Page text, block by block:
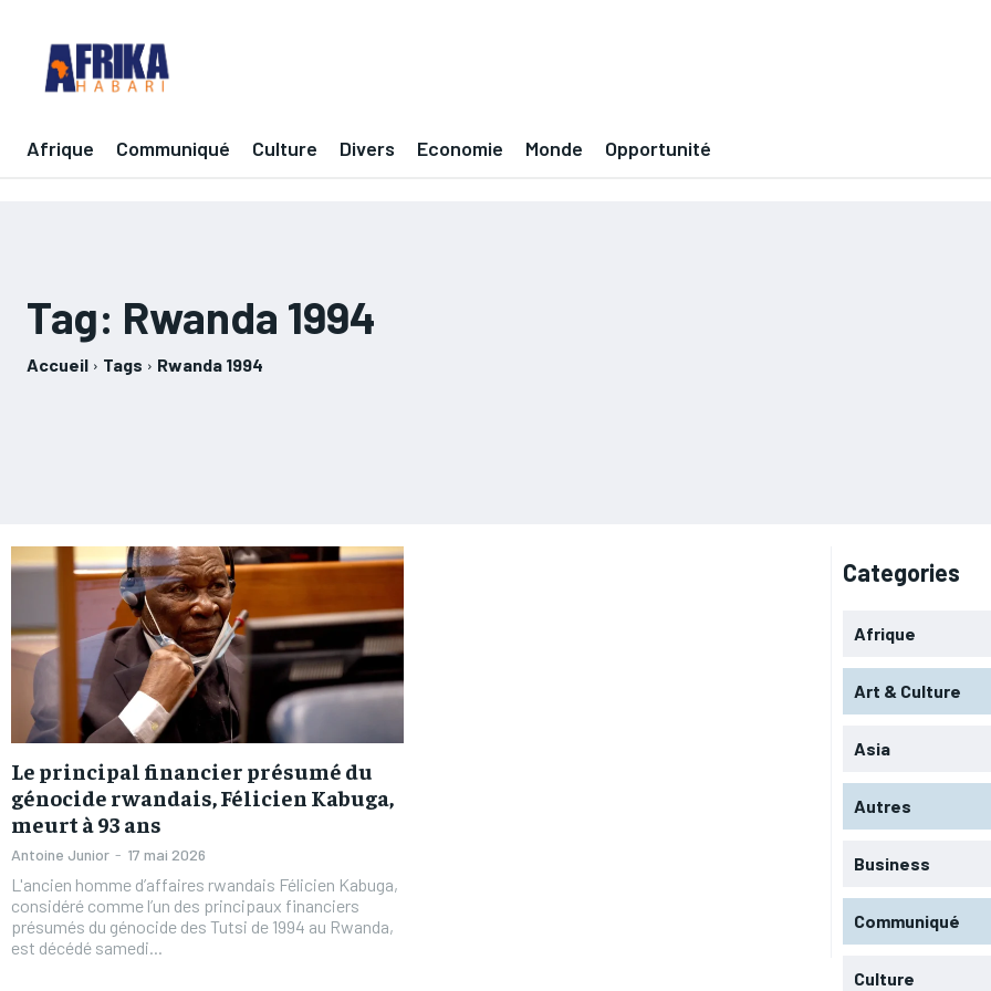
Afrique Communiqué Culture Divers Economie Monde Opportunité
Tag: Rwanda 1994
Accueil Tags Rwanda 1994
Le principal financier présumé du
génocide rwandais, Félicien Kabuga,
meurt à 93 ans
Antoine Junior - 17 mai 2026
L'ancien homme d’affaires rwandais Félicien Kabuga,
considéré comme l’un des principaux financiers
présumés du génocide des Tutsi de 1994 au Rwanda,
est décédé samedi...
Categories
Afrique
Art & Culture
Asia
Autres
Business
Communiqué
Culture